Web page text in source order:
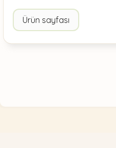
Ürün sayfası